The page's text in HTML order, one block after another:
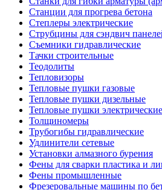
Станции для прогрева бетона
Степлеры электрические
Струбцины для сэндвич
Съемники гидравлические
Тачки строительные
Теодолиты
Тепловизоры
Тепловые пушки газовые
Тепловые пушки дизельные
Тепловые пушки электрические
Толщиномеры
Трубогибы гидравлические
Удлинители сетевые
Установки алмазного бурения
Фены для сварки пластика и
Фены промышленные
Фрезеровальные машины по